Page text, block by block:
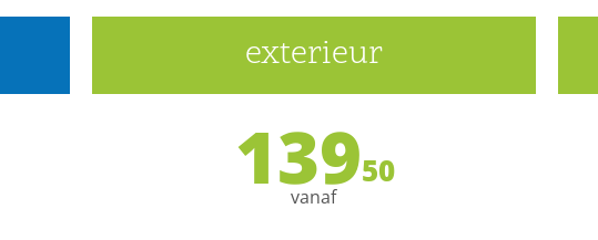
exterieur
13950
vanaf